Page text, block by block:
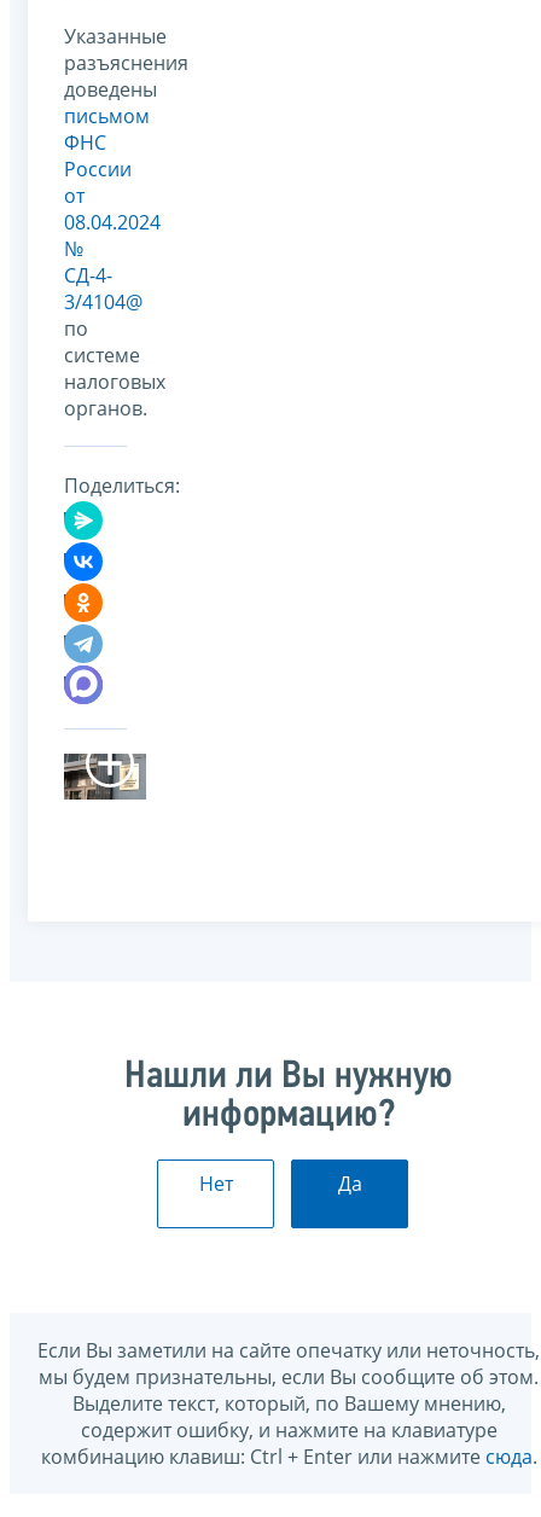
Указанные
разъяснения
доведены
письмом
ФНС
России
от
08.04.2024
№
СД-4-
3/4104@
по
системе
налоговых
органов.
Поделиться:
Нашли ли Вы нужную
информацию?
Нет Да
Если Вы заметили на сайте опечатку или неточность,
мы будем признательны, если Вы сообщите об этом.
Выделите текст, который, по Вашему мнению,
содержит ошибку, и нажмите на клавиатуре
комбинацию клавиш: Ctrl + Enter или нажмите сюда.